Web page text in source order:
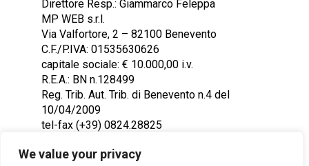
We value your privacy
Direttore Resp.: Giammarco Feleppa
MP WEB s.r.l.
Via Valfortore, 2 – 82100 Benevento
C.F./P.IVA: 01535630626
capitale sociale: € 10.000,00 i.v.
R.E.A.: BN n.128499
Reg. Trib. Aut. Trib. di Benevento n.4 del
10/04/2009
tel-fax (+39) 0824.28825